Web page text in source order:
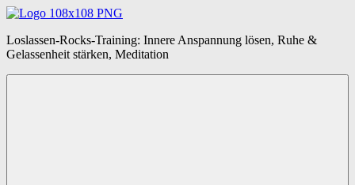
Zum
springen
Loslassen-
Rocks-
Loslassen-Rocks-Training: Innere Anspannung lösen, Ruhe &
Gelassenheit stärken, Meditation